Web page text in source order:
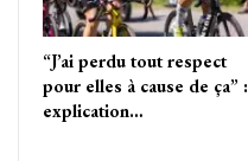
“J’ai perdu tout respect
pour elles à cause de ça” :
explication…